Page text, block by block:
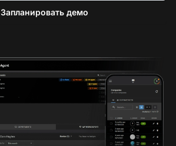
Запланировать демо